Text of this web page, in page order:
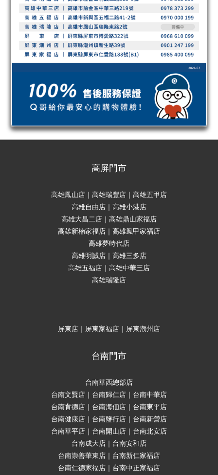
高屏門市
高雄鳳山店｜高雄瑞豐店｜高雄五甲店
高雄自由店｜高雄小港店
高雄大昌二店｜高雄鼎山家福店
高雄新楠家福店｜高雄鳳甲家福店
高雄夢時代店
高雄明誠店｜高雄三多店
高雄五福店｜高雄中華三店
高雄瑞隆店
屏東店｜屏東家福店｜屏東潮州店
台南門市
台南華西總部店
台南文賢店｜台南歸仁店｜台南中華店
台南育德店｜台南海佃店｜台南東平店
台南健康店｜台南鹽行店｜台南新營店
台南華平店｜台南開山店｜台南北安店
台南成大店｜台南安和店
台南崇善華東店｜台南新仁家福店
台南仁德家福店｜台南中正家福店